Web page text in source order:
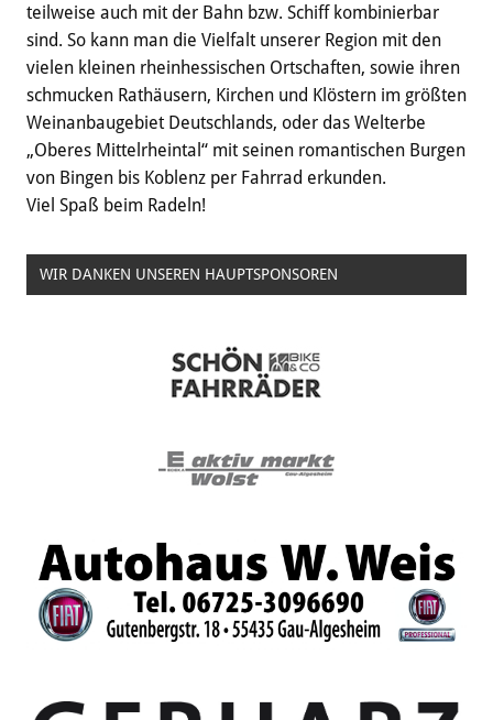
teilweise auch mit der Bahn bzw. Schiff kombinierbar
sind. So kann man die Vielfalt unserer Region mit den
vielen kleinen rheinhessischen Ortschaften, sowie ihren
schmucken Rathäusern, Kirchen und Klöstern im größten
Weinanbaugebiet Deutschlands, oder das Welterbe
„Oberes Mittelrheintal“ mit seinen romantischen Burgen
von Bingen bis Koblenz per Fahrrad erkunden.
Viel Spaß beim Radeln!
WIR DANKEN UNSEREN HAUPTSPONSOREN